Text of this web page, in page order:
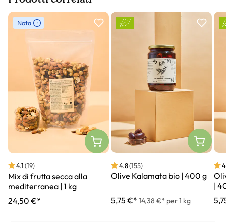
Slider prodotto
Nota
4.1(19)
Mix di frutta secca alla
mediterranea | 1 kg
24,50 €*
4.8(155)
Olive Kalamata bio | 400 g
5,75 €* 14,38 €* per 1 kg
|